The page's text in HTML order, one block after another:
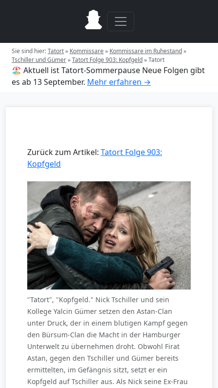
Sie sind hier:Tatort» Kommissare» Kommissare im Ruhestand»
Tschiller und Gümer»Tatort Folge 903: Kopfgeld»Tatort
🏖️ Aktuell ist Tatort-Sommerpause Neue Folgen gibt
es ab 13 September. Mehr erfahren →
Zurück zum Artikel: Tatort Folge 903:
Kopfgeld
"Tatort", "Kopfgeld." Nick Tschiller und sein
Kollege Yalcin Gümer setzen den Astan-Clan
unter Druck, der in einem blutigen Kampf gegen
den Bürsum-Clan die Macht in der Hamburger
Unterwelt zu übernehmen droht. Obwohl Firat
Astan, gegen den Tschiller und Gümer bereits
ermittelten, im Gefängnis sitzt, setzt er ein
Kopfgeld auf Tschiller aus. Als Nick seine Ex-Frau